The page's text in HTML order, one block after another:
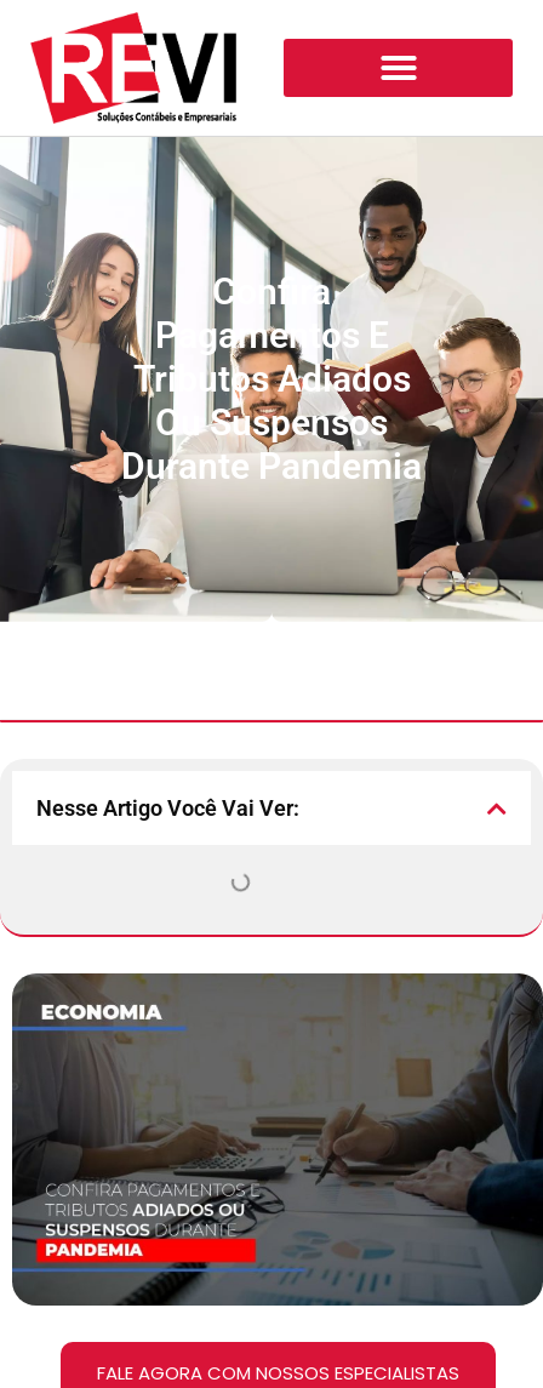
Confira
Pagamentos E
Tributos Adiados
Ou Suspensos
Durante Pandemia
Nesse Artigo Você Vai Ver:
FALE AGORA COM NOSSOS ESPECIALISTAS